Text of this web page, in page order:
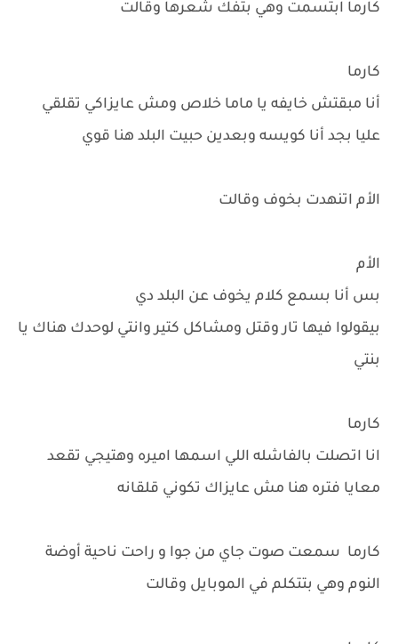
كارما ابتسمت وهي بتفك شعرها وقالت
كارما
أنا مبقتش خايفه يا ماما خلاص ومش عايزاكي تقلقي
عليا بجد أنا كويسه وبعدين حبيت البلد هنا قوي
الأم اتنهدت بخوف وقالت
الأم
بس أنا بسمع كلام يخوف عن البلد دي
بيقولوا فيها تار وقتل ومشاكل كتير وانتي لوحدك هناك يا
بنتي
كارما
انا اتصلت بالفاشله اللي اسمها اميره وهتيجي تقعد
معايا فتره هنا مش عايزاك تكوني قلقانه
كارما سمعت صوت جاي من جوا و راحت ناحية أوضة
النوم وهي بتتكلم في الموبايل وقالت